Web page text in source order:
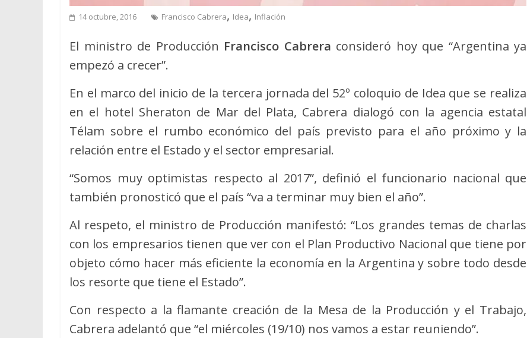
14 octubre, 2016 Francisco Cabrera, Idea, Inflación
El ministro de Producción Francisco Cabrera consideró hoy que “Argentina ya
empezó a crecer”.
En el marco del inicio de la tercera jornada del 52º coloquio de Idea que se realiza
en el hotel Sheraton de Mar del Plata, Cabrera dialogó con la agencia estatal
Télam sobre el rumbo económico del país previsto para el año próximo y la
relación entre el Estado y el sector empresarial.
“Somos muy optimistas respecto al 2017”, definió el funcionario nacional que
también pronosticó que el país “va a terminar muy bien el año”.
Al respeto, el ministro de Producción manifestó: “Los grandes temas de charlas
con los empresarios tienen que ver con el Plan Productivo Nacional que tiene por
objeto cómo hacer más eficiente la economía en la Argentina y sobre todo desde
los resorte que tiene el Estado”.
Con respecto a la flamante creación de la Mesa de la Producción y el Trabajo,
Cabrera adelantó que “el miércoles (19/10) nos vamos a estar reuniendo”.